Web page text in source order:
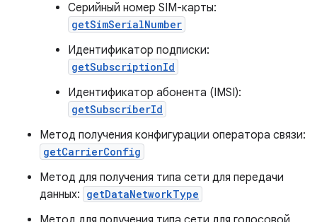
Серийный номер SIM-карты:
getSimSerialNumber
Идентификатор подписки:
getSubscriptionId
Идентификатор абонента (IMSI):
getSubscriberId
Метод получения конфигурации оператора связи:
getCarrierConfig
Метод для получения типа сети для передачи
данных: getDataNetworkType